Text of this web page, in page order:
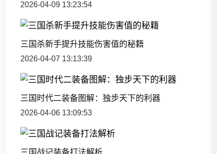
2026-04-09 13:23:54
三国杀新手提升技能伤害值的秘籍
2026-04-07 13:13:39
三国时代二装备图解：独步天下的利器
2026-04-06 13:09:53